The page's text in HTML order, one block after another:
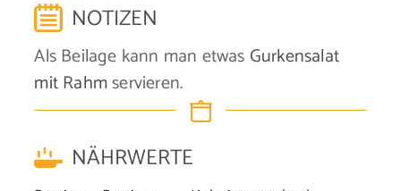
NOTIZEN
Als Beilage kann man etwas Gurkensalat
mit Rahmservieren.
NÄHRWERTE